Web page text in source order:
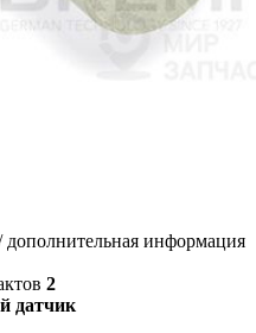
информация
2
датчик